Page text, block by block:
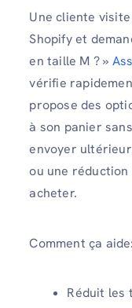
Une cliente
Shopify et
en taille M ? »
vérifie
propose des
à son panier
envoyer
ou une
acheter.
Comment ça aide:
Réduit les